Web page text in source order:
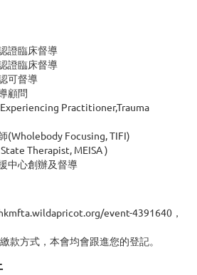
證臨床督導
證臨床督導
可督導
顧問
Practitioner,Trauma
(Wholebody Focusing, TIFI)
Therapist, MEISA )
中心創辦及督導
event-4391640，
款方式，本會均會跟進您的登記。